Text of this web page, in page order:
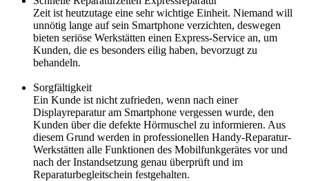
Zeit ist heutzutage eine sehr wichtige Einheit. Niemand will
unnötig lange auf sein Smartphone verzichten, deswegen
bieten seriöse Werkstätten einen Express-Service an, um
Kunden, die es besonders eilig haben, bevorzugt zu
behandeln.
Sorgfältigkeit
Ein Kunde ist nicht zufrieden, wenn nach einer
Displayreparatur am Smartphone vergessen wurde, den
Kunden über die defekte Hörmuschel zu informieren. Aus
diesem Grund werden in professionellen Handy-Reparatur-
Werkstätten alle Funktionen des Mobilfunkgerätes vor und
nach der Instandsetzung genau überprüft und im
Reparaturbegleitschein festgehalten.